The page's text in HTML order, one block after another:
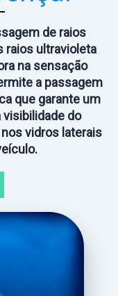
de raios
raios ultravioleta
na sensação
a passagem
que garante um
do
vidros laterais